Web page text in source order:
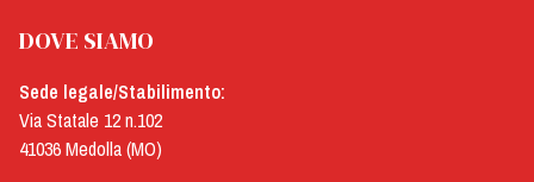
DOVE SIAMO
Sede legale/Stabilimento:
Via Statale 12 n.102
41036 Medolla (MO)